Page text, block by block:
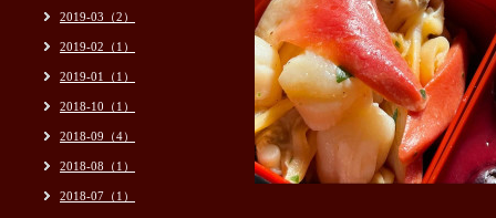
2019-03（2）
2019-02（1）
2019-01（1）
2018-10（1）
2018-09（4）
2018-08（1）
2018-07（1）